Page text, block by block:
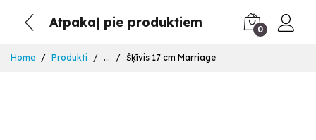
Atpakaļ pie produktiem 0
Home Produkti ... Šķīvis 17 cm Marriage